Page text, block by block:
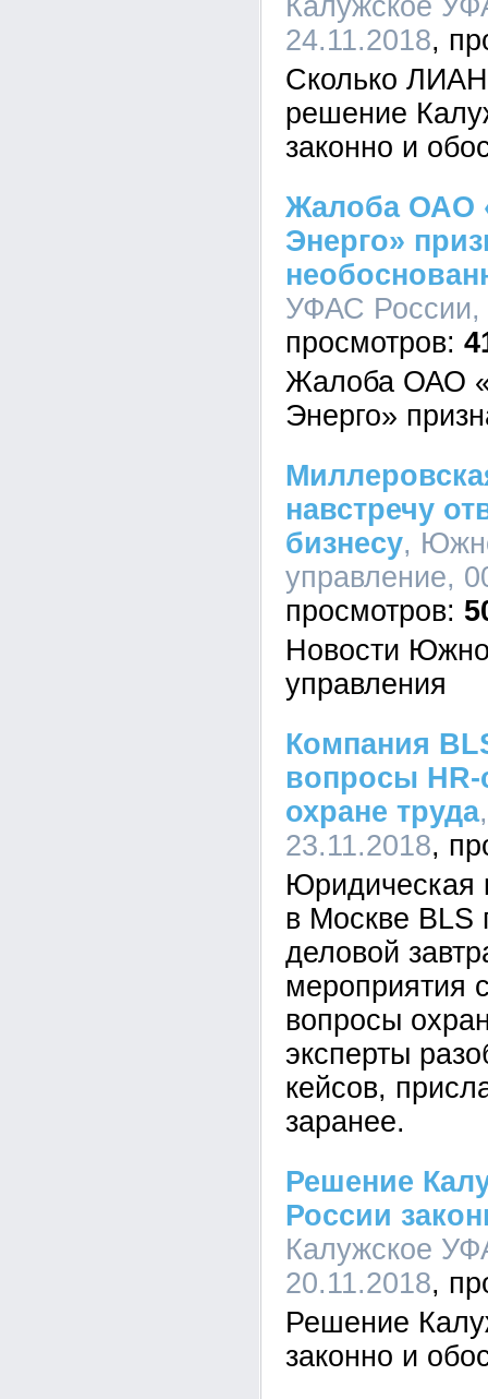
Калужское
24.11.2018
Сколько
решение
законно и
Жалоба ОАО
Энерго»
УФАС России,
Жалоба ОАО
Энерго»
навстречу
бизнесу,
управление,
Новости
управления
Компания
вопросы HR-
охране труда
23.11.2018
Юридическая
в Москве BLS
деловой
мероприятия
вопросы
эксперты
кейсов,
заранее.
Решение
России
Калужское
20.11.2018
Решение
законно и